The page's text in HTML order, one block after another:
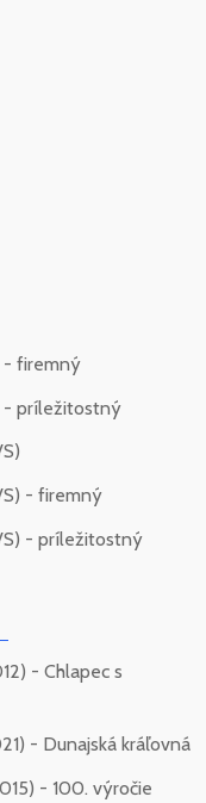
- firemný
- príležitostný
- firemný
- príležitostný
- Chlapec s
- Dunajská kráľovná
- 100. výročie